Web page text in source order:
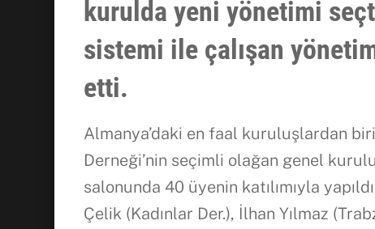
kurulda yeni yönetimi
sistemi ile çalışan
etti.
Almanya’daki en faal kuruluşlardan
Derneği’nin seçimli olağan genel
salonunda 40 üyenin katılımıyla
Çelik (Kadınlar Der.), İlhan Yılmaz